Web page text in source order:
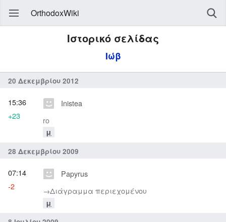
OrthodoxWiki
Ιστορικό σελίδας
Ιώβ
20 Δεκεμβρίου 2012
Inistea
ro
μ
15:36
+23
28 Δεκεμβρίου 2009
Papyrus
→‎Διάγραμμα περιεχομένου
μ
07:14
-2